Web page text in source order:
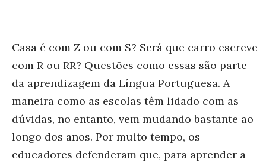
Casa é com Z ou com S? Será que carro escreve
com R ou RR? Questões como essas são parte
da aprendizagem da Língua Portuguesa. A
maneira como as escolas têm lidado com as
dúvidas, no entanto, vem mudando bastante ao
longo dos anos. Por muito tempo, os
educadores defenderam que, para aprender a